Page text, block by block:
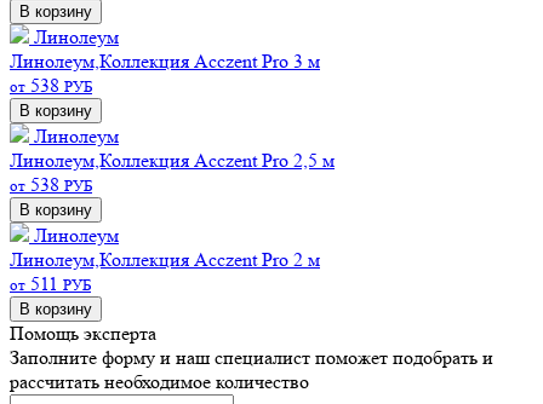
В корзину
Линолеум
Линолеум,Коллекция Acczent Pro 3 м
от 538 РУБ
В корзину
Линолеум
Линолеум,Коллекция Acczent Pro 2,5 м
от 538 РУБ
В корзину
Линолеум
Линолеум,Коллекция Acczent Pro 2 м
от 511 РУБ
В корзину
Помощь эксперта
Заполните форму и наш специалист поможет подобрать и
рассчитать необходимое количество